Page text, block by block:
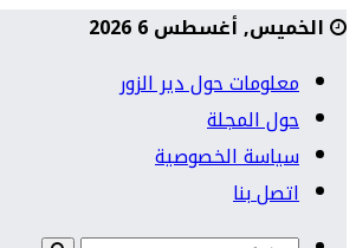
الخميس, أغسطس 6 2026
معلومات حول دير الزور
حول المجلة
سياسة الخصوصية
اتصل بنا